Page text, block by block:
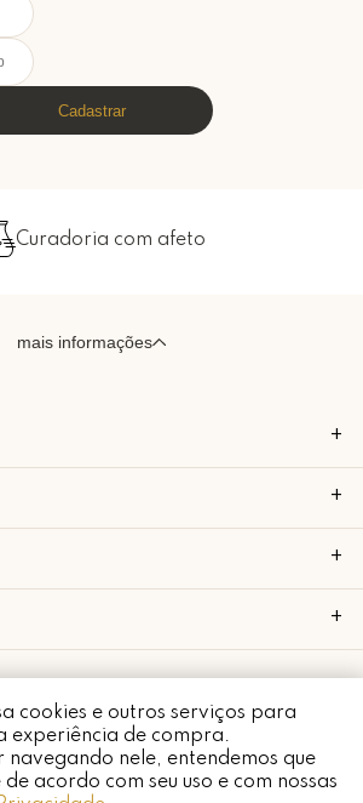
cookies e outros serviços para
experiência de compra.
navegando nele, entendemos que
acordo com seu uso e com nossas
Cadastrar
Curadoria com afeto
Whatsapp
mais informações
+
+
+
+
mimo galeria • 52.898.662/0001-24 • todos os
direitos reservados.